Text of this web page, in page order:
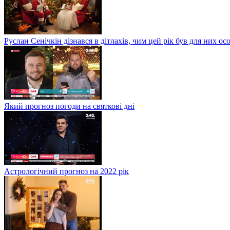
Руслан Сенічкін дізнався в дітлахів, чим цей рік був для них
Який прогноз погоди на святкові дні
Астрологічний прогноз на 2022 рік